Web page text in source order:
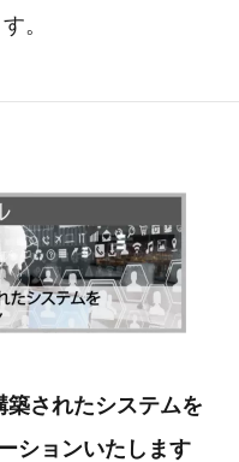
。
築されたシステムを
ションいたします